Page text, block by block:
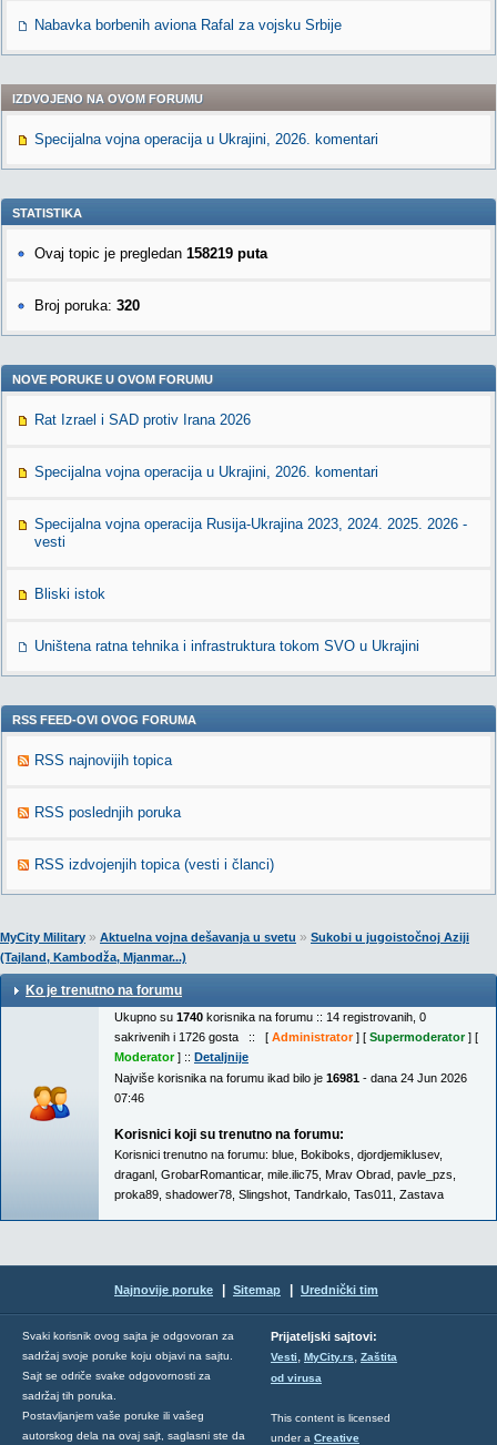
Nabavka borbenih aviona Rafal za vojsku Srbije
IZDVOJENO NA OVOM FORUMU
Specijalna vojna operacija u Ukrajini, 2026. komentari
STATISTIKA
Ovaj topic je pregledan 158219 puta
Broj poruka: 320
NOVE PORUKE U OVOM FORUMU
Rat Izrael i SAD protiv Irana 2026
Specijalna vojna operacija u Ukrajini, 2026. komentari
Specijalna vojna operacija Rusija-Ukrajina 2023, 2024. 2025. 2026 -
vesti
Bliski istok
Uništena ratna tehnika i infrastruktura tokom SVO u Ukrajini
RSS FEED-OVI OVOG FORUMA
RSS najnovijih topica
RSS poslednjih poruka
RSS izdvojenjih topica (vesti i članci)
MyCity Military » Aktuelna vojna dešavanja u svetu » Sukobi u jugoistočnoj Aziji
(Tajland, Kambodža, Mjanmar...)
Ko je trenutno na forumu
Ukupno su 1740 korisnika na forumu :: 14 registrovanih, 0
sakrivenih i 1726 gosta :: [ Administrator] [ Supermoderator] [
Moderator] :: Detaljnije
Najviše korisnika na forumu ikad bilo je 16981 - dana 24 Jun 2026
07:46
Korisnici koji su trenutno na forumu:
Korisnici trenutno na forumu: blue Bokiboks djordjemiklusev,
draganl GrobarRomanticar, mile.ilic75 Mrav Obrad pavle_pzs
proka89 shadower78 Slingshot Tandrkalo Tas011 Zastava
Najnovije poruke Sitemap Urednički tim
Svaki korisnik ovog sajta je odgovoran za
sadržaj svoje poruke koju objavi na sajtu.
Sajt se odriče svake odgovornosti za
sadržaj tih poruka.
Postavljanjem vaše poruke ili vašeg
autorskog dela na ovaj sajt, saglasni ste da
Prijateljski sajtovi:
Vesti, MyCity.rs, Zaštita
od virusa
This content is licensed
under a Creative